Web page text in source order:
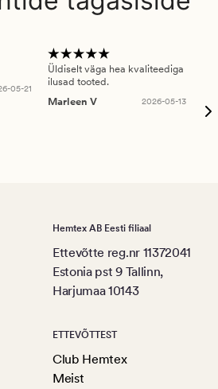
05-21
Üldiselt väga hea kvaliteediga
ilusad tooted.
Marleen V
2026-05-13
Hemtex AB Eesti filiaal
Ettevõtte reg.nr 11372041
Estonia pst 9 Tallinn,
Harjumaa 10143
ETTEVÕTTEST
Club Hemtex
Meist